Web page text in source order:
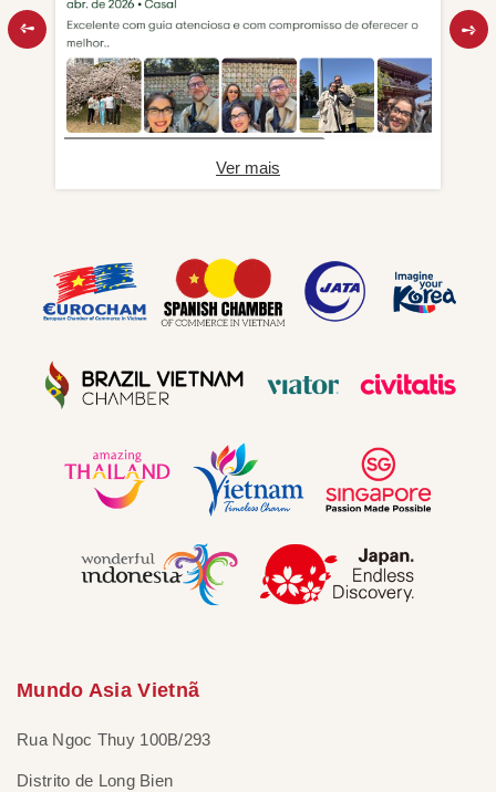
Ver mais
Mundo Asia Vietnã
Rua Ngoc Thuy 100B/293
Distrito de Long Bien